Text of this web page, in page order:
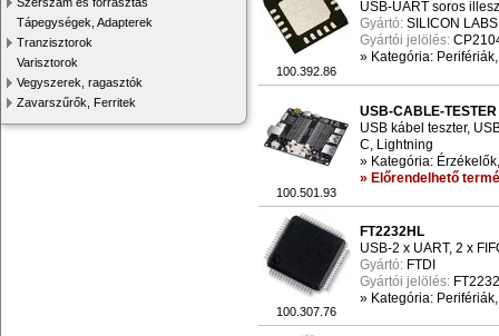
Tápegységek, Adapterek
Tranzisztorok
Varisztorok
Vegyszerek, ragasztók
Zavarszűrők, Ferritek
100.392.86
USB-UART soros
Gyártó: SILICON LABS
Gyártói jelölés:
» Kategória:
100.501.93
USB-CABLE-TESTER
USB kábel teszter,
C, Lightning
» Kategória:
» Előrendelhető
100.307.76
FT2232HL
USB-2 x UART, 2 x
Gyártó: FTDI
Gyártói jelölés:
» Kategória: